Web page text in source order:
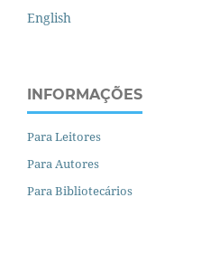
English
INFORMAÇÕES
Para Leitores
Para Autores
Para Bibliotecários